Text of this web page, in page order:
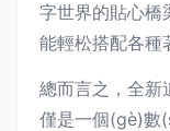
字世界的貼心
能輕松搭配各種
總而言之，全
僅是一個(gè)數